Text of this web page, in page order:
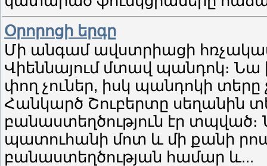
Օրորոցի երգը
Մի անգամ ավստրիացի
Վիեննայում մտավ պանդոկ։
փող չուներ, իսկ պանդոկի տերը
Հանկարծ Շուբերտը սեղանին
բանաստեղծություն էր տպված։
պատուհանի մոտ և մի քանի
բանաստեղծության համար և...